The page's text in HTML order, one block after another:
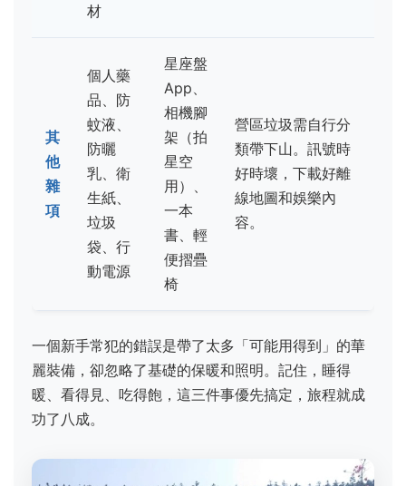
材
其
他
雜
項
個人藥
品、防
蚊液、
防曬
乳、衛
生紙、
垃圾
袋、行
動電源
星座盤
App、
相機腳
架（拍
星空
用）、
一本
書、輕
便摺疊
椅
營區垃圾需自行分
類帶下山。訊號時
好時壞，下載好離
線地圖和娛樂內
容。
一個新手常犯的錯誤是帶了太多「可能用得到」的華
麗裝備，卻忽略了基礎的保暖和照明。記住，睡得
暖、看得見、吃得飽，這三件事優先搞定，旅程就成
功了八成。